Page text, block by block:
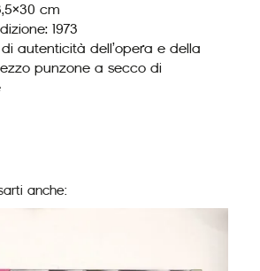
cm
1973
autenticità dell’opera e della
punzone a secco di
anche: